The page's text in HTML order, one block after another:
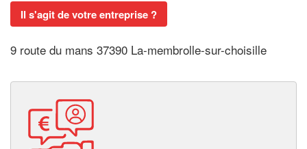
Il s'agit de votre entreprise ?
9 route du mans 37390 La-membrolle-sur-choisille